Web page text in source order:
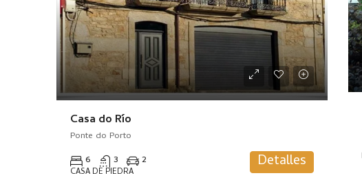
Casa do Río
Ponte do Porto
6 3 2
CASA DE PIEDRA Detalles